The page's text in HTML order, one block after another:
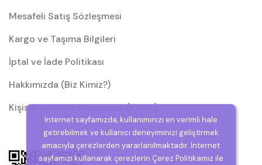
Mesafeli Satış Sözleşmesi
Kargo ve Taşıma Bilgileri
İptal ve İade Politikası
Hakkımızda (Biz Kimiz?)
Kişisel Verilerin Korunması (KVKK)
İnternet sayfamızda, kullanımınızı en verimli hale
getirebilmek ve kullanıcı deneyiminizi geliştirmek
amacıyla çerezlerden yararlanılmaktadır. İnternet
sayfamızı kullanarak çerezlerin Çerez Politikamız ile